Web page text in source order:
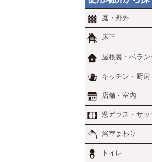
庭・野外
床下
屋根裏・ベラン
キッチン・厨房
店舗・室内
窓ガラス・サッ
浴室まわり
トイレ